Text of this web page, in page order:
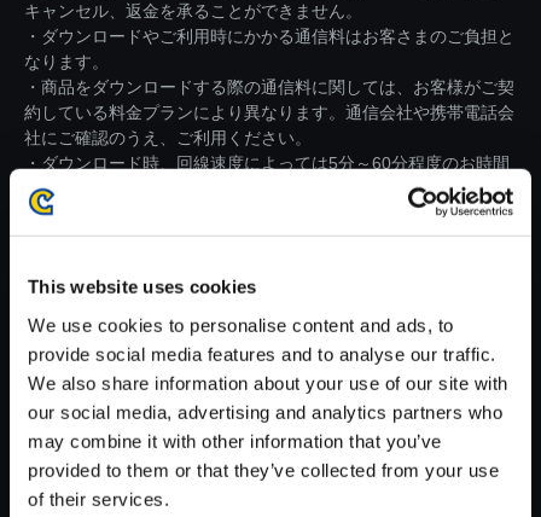
This website uses cookies
We use cookies to personalise content and ads, to
provide social media features and to analyse our traffic.
We also share information about your use of our site with
our social media, advertising and analytics partners who
may combine it with other information that you’ve
provided to them or that they’ve collected from your use
of their services.
キャンセル、返金を承ることができません。
・ダウンロードやご利用時にかかる通信料はお客さまのご負担と
なります。
・商品をダウンロードする際の通信料に関しては、お客様がご契
約している料金プランにより異なります。通信会社や携帯電話会
社にご確認のうえ、ご利用ください。
・ダウンロード時、回線速度によっては5分～60分程度のお時間
がかかる場合がございます。
※ご購入いただいたファイルのダウンロードの際には、通信環境
が安定しているWifi環境でお試しください。
【単曲】ロックマン11 運命の歯
車！！ オリジナルサウンドトラ
ック STAGE CLEAR